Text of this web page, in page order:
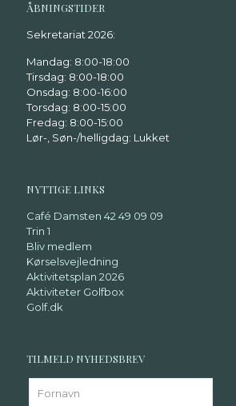
ÅBNINGSTIDER
Sekretariat 2026:
Mandag: 8:00-18:00
Tirsdag: 8:00-18:00
Onsdag: 8:00-16:00
Torsdag: 8:00-15:00
Fredag: 8:00-15:00
Lør-, Søn-/helligdag: Lukket
NYTTIGE LINKS
Café Damsten 42 49 09 09
Trin 1
Bliv medlem
Kørselsvejledning
Aktivitetsplan 2026
Aktiviteter Golfbox
Golf.dk
TILMELD NYHEDSBREV